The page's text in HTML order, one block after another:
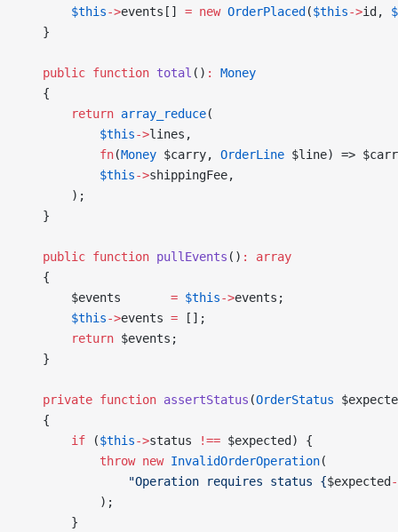
        $this
->events[] = new OrderPlaced ($this->id,
    }
    public
function total () :
Money
    {
        return
array_reduce(
            $this
->lines,
            fn
(Money $carry, OrderLine $line) =>
            $this
->shippingFee,
        );
    }
    public
function pullEvents () :
array
    {
        $events
= $this->events;
        $this
->events = [];
        return
$events;
    }
    private
function assertStatus (OrderStatus
    {
        if
($this->status !== $expected) {
            throw
new InvalidOrderOperation(
                "Operation requires status {
$expected
            );
        }